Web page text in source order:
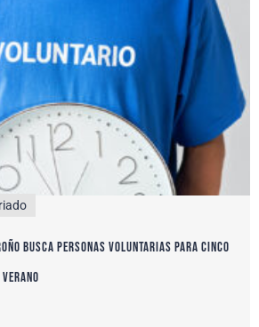
busca personas voluntarias para cinco